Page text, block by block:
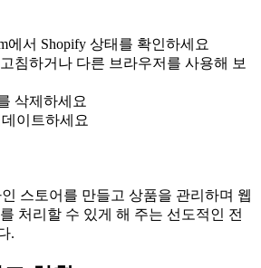
에서 Shopify 상태를 확인하세요
침하거나 다른 브라우저를 사용해 보
삭제하세요
이트하세요
스토어를 만들고 상품을 관리하며 웹
처리할 수 있게 해 주는 선도적인 전
.